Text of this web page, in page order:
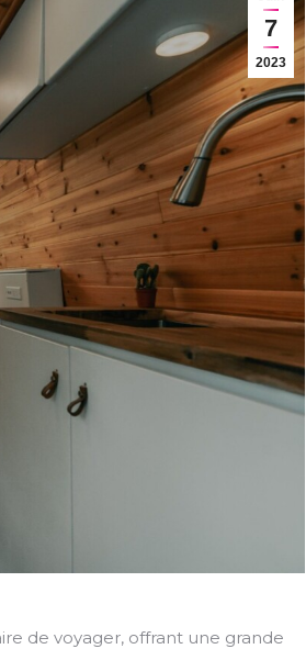
7
2023
de voyager, offrant une grande